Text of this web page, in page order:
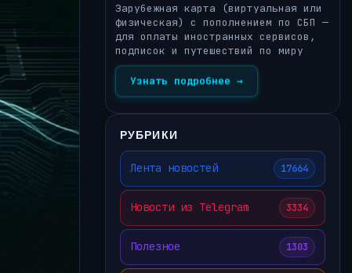
Зарубежная карта (виртуальная или
физическая) с пополнением по СБП —
для оплаты иностранных сервисов,
подписок и путешествий по миру
Узнать подробнее →
РУБРИКИ
Лента новостей 17664
Новости из Telegram 3334
Полезное 1303